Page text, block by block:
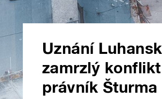
Uznání
zamrzlý
právník Šturma